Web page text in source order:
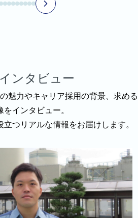
ンタビュー
魅力やキャリア採用の背景、求める
をインタビュー。
つリアルな情報をお届けします。